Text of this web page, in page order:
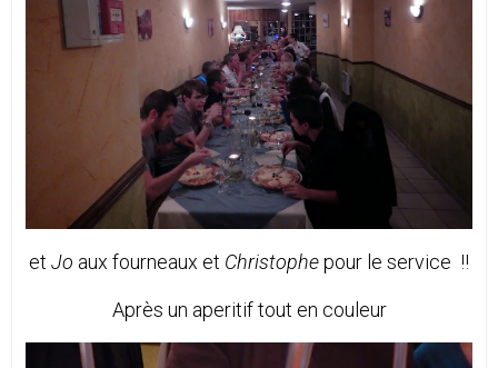
et Jo aux fourneaux et Christophepour le service !!
Après un aperitif tout en couleur